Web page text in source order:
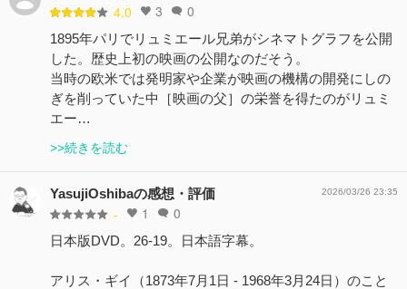
4.0 3 0
1895年パリでリュミエール兄弟がシネマトグラフを公開
した。歴史上初の映画の公開なのだそう。
当時の欧米では発明家や企業が映画の機構の開発にしの
ぎを削っていた中［映画の父］の栄誉を得たのがリュミ
エー…
>>続きを読む
YasujiOshibaの感想・評価
- 1 0
2026/03/26 23:35
日本版DVD。26-19。日本語字幕。
アリス・ギイ（1873年7月1日 - 1968年3月24日）のこと